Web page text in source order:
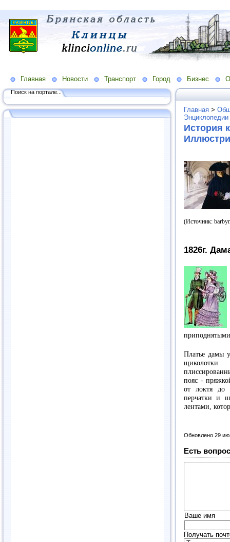
Главная Новости Транспорт Город Бизнес
Поиск на портале...
Главная >
Энциклопедии
История
(Источник:
1826г.
Платье дамы
пояс -
от локтя до
перчатки и
лентами,
Обновлено 29
Есть
Ваше имя
Получать